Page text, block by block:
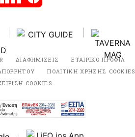
ΔΙΑΦΗΜΙΣΕΙΣ ΕΤΑΙΡΙΚΟ ΠΡΟΦΙΛ
ΠΟΛΙΤΙΚΗ ΧΡΗΣΗΣ COOKIES
COOKIES